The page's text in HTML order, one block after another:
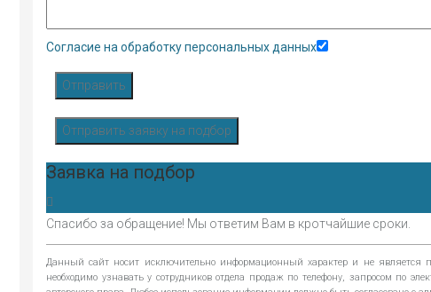
Согласие на обработку персональных данных
Отправить
Отправить заявку на подбор
Заявка на подбор
Спасибо за обращение! Мы ответим Вам в кротчайшие сроки.
Данный сайт носит исключительно информационный характер и не является
необходимо узнавать у сотрудников отдела продаж по телефону, запросом по